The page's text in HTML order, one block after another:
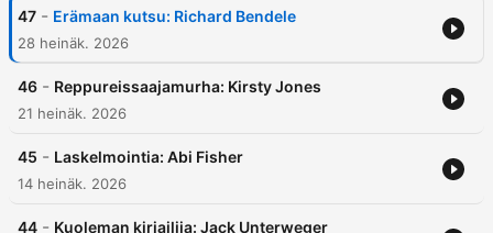
47 - Erämaan kutsu: Richard Bendele
28 heinäk. 2026
46 - Reppureissaajamurha: Kirsty Jones
21 heinäk. 2026
45 - Laskelmointia: Abi Fisher
14 heinäk. 2026
44 - Kuoleman kirjailija: Jack Unterweger